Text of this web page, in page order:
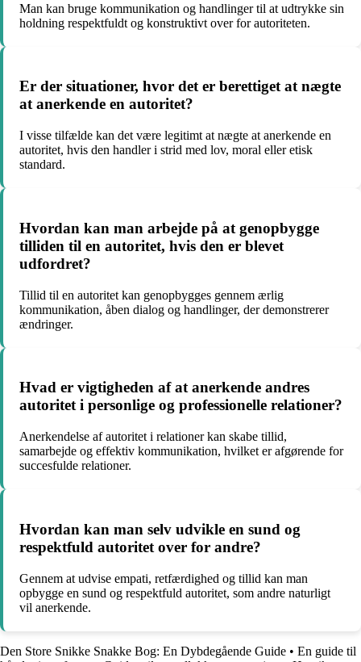
Man kan bruge kommunikation og handlinger til at udtrykke sin
holdning respektfuldt og konstruktivt over for autoriteten.
Er der situationer, hvor det er berettiget at nægte
at anerkende en autoritet?
I visse tilfælde kan det være legitimt at nægte at anerkende en
autoritet, hvis den handler i strid med lov, moral eller etisk
standard.
Hvordan kan man arbejde på at genopbygge
tilliden til en autoritet, hvis den er blevet
udfordret?
Tillid til en autoritet kan genopbygges gennem ærlig
kommunikation, åben dialog og handlinger, der demonstrerer
ændringer.
Hvad er vigtigheden af at anerkende andres
autoritet i personlige og professionelle relationer?
Anerkendelse af autoritet i relationer kan skabe tillid,
samarbejde og effektiv kommunikation, hvilket er afgørende for
succesfulde relationer.
Hvordan kan man selv udvikle en sund og
respektfuld autoritet over for andre?
Gennem at udvise empati, retfærdighed og tillid kan man
opbygge en sund og respektfuld autoritet, som andre naturligt
vil anerkende.
Den Store Snikke Snakke Bog: En Dybdegående Guide • En guide til